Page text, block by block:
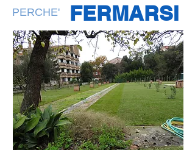
PERCHE' FERMARSI